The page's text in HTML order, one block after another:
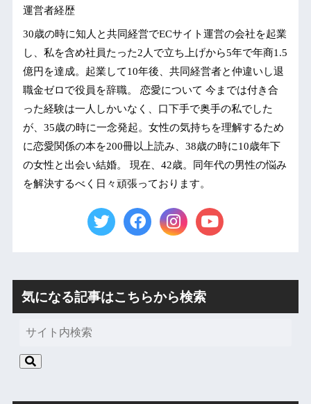
運営者経歴
30歳の時に知人と共同経営でECサイト運営の会社を起業
し、私を含め社員たった2人で立ち上げから5年で年商1.5
億円を達成。起業して10年後、共同経営者と仲違いし退
職金ゼロで役員を辞職。 恋愛について 今までは付き合
った経験は一人しかいなく、口下手で奥手の私でした
が、35歳の時に一念発起。女性の気持ちを理解するため
に恋愛関係の本を200冊以上読み、38歳の時に10歳年下
の女性と出会い結婚。 現在、42歳。同年代の男性の悩み
を解決するべく日々頑張っております。
気になる記事はこちらから検索